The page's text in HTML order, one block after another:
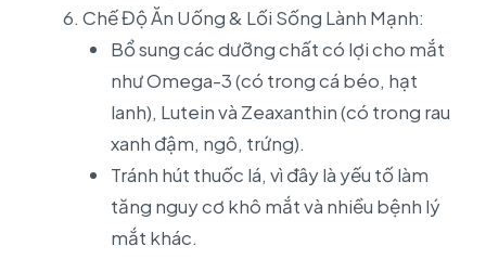
Chế Độ Ăn Uống & Lối Sống Lành Mạnh:
Bổ sung các dưỡng chất có lợi cho mắt
như Omega-3 (có trong cá béo, hạt
lanh), Lutein và Zeaxanthin (có trong rau
xanh đậm, ngô, trứng).
Tránh hút thuốc lá, vì đây là yếu tố làm
tăng nguy cơ khô mắt và nhiều bệnh lý
mắt khác.